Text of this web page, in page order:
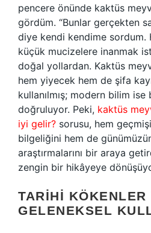
pencere önünde kaktüs
gördüm. “Bunlar gerçekten
diye kendi kendime sordum.
küçük mucizelere inanmak
doğal yollardan. Kaktüs
hem yiyecek hem de şifa
kullanılmış; modern bilim ise
doğruluyor. Peki, kaktüs
iyi gelir? sorusu, hem
bilgeliğini hem de
araştırmalarını bir araya
zengin bir hikâyeye
TARIHI KÖKENLER
GELENEKSEL